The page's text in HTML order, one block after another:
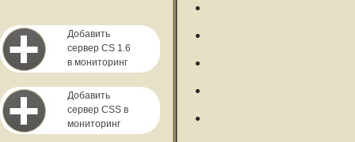
Добавить
сервер CS 1.6
в мониторинг
Добавить
сервер CSS в
мониторинг